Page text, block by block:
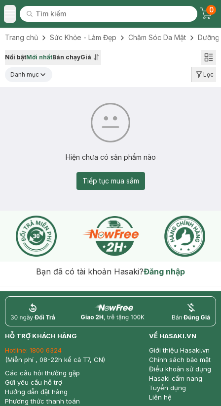
Toggle Menu
Tìm kiếm
Tìm kiếm
0
Trang chủ Sức Khỏe - Làm Đẹp Chăm Sóc Da Mặt Dưỡng
Nổi bậtMới nhấtBán chạyGiá
Danh mục Lọc
Hiện chưa có sản phẩm nào
Tiếp tục mua sắm
Bạn đã có tài khoản Hasaki?Đăng nhập
return nowfree price
HỖ TRỢ KHÁCH HÀNG
Hotline: 1800 6324
(Miễn phí , 08-22h kể cả T7, CN)
Các câu hỏi thường gặp
Gửi yêu cầu hỗ trợ
Hướng dẫn đặt hàng
Phương thức thanh toán
VỀ HASAKI.VN
Giới thiệu Hasaki.vn
Chính sách bảo mật
Điều khoản sử dụng
Hasaki cẩm nang
Tuyển dụng
Liên hệ